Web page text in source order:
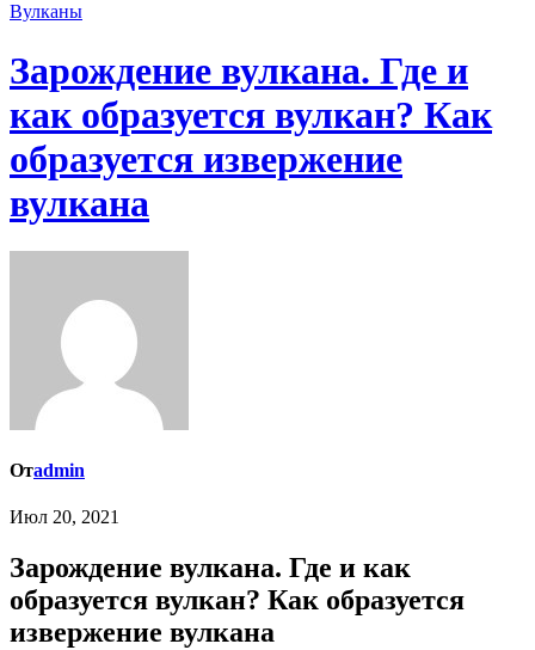
Вулканы
Зарождение вулкана. Где и
как образуется вулкан? Как
образуется извержение
вулкана
Отadmin
Июл 20, 2021
Зарождение вулкана. Где и как
образуется вулкан? Как образуется
извержение вулкана